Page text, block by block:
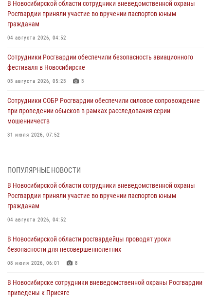
В Новосибирской области сотрудники вневедомственной охраны
Росгвардии приняли участие во вручении паспортов юным
гражданам
04 августа 2026, 04:52
Сотрудники Росгвардии обеспечили безопасность авиационного
фестиваля в Новосибирске
03 августа 2026, 05:23 3
Сотрудники СОБР Росгвардии обеспечили силовое сопровождение
при проведении обысков в рамках расследования серии
мошенничеств
31 июля 2026, 07:52
При силовой поддержке бойцов ОМОН и СОБР Росгвардии
пресечена деятельность группы лиц, причастных к мошенничеству
в сфере страхования
В Новосибирске сотрудниками вневедомственной охраны
Росгвардии задержан гражданин, находящийся в розыске
В Новосибирске военнослужащие отряда спецназа «Ермак»
ПОПУЛЯРНЫЕ НОВОСТИ
В Новосибирской области сотрудники вневедомственной охраны
Росгвардии приняли участие во вручении паспортов юным
гражданам
04 августа 2026, 04:52
В Новосибирской области росгвардейцы проводят уроки
безопасности для несовершеннолетних
08 июля 2026, 06:01 8
В Новосибирске сотрудники вневедомственной охраны Росгвардии
приведены к Присяге